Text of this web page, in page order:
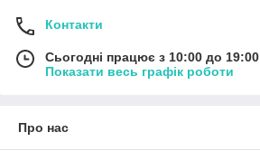
Контакти
Сьогодні працює з 10:00 до 19:00
Показати весь графік роботи
Про нас